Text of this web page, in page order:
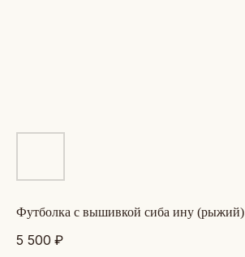
футболка с вышивкой сиба ину (рыжий)
5 500 ₽